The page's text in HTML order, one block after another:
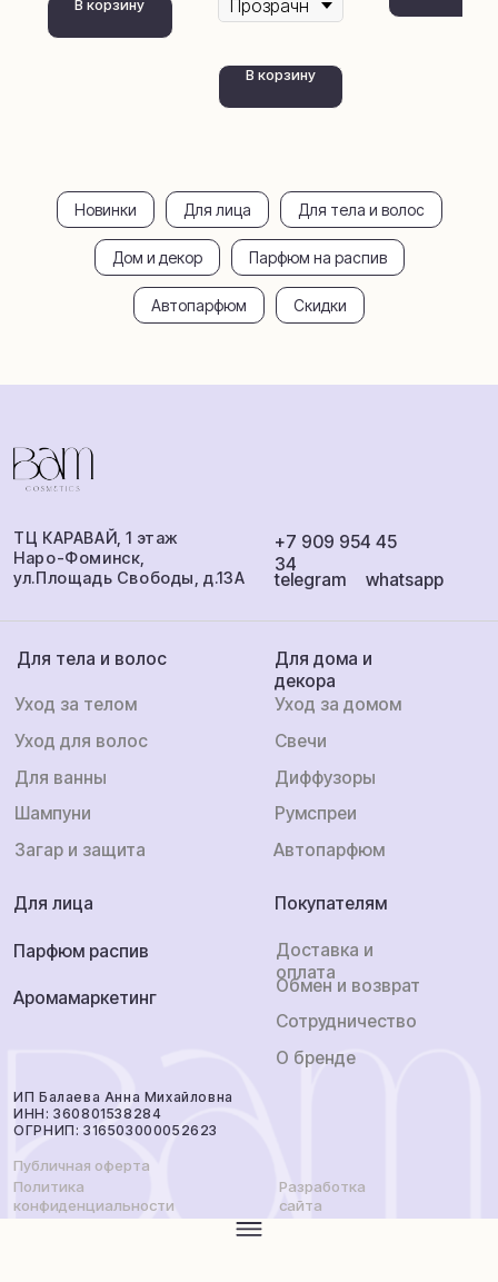
В корзину
В корзину
Новинки Для лица Для тела и волос
Дом и декор Парфюм на распив
Автопарфюм Скидки
Для ванны
Уход для волос Свечи
Румспреи
Обмен и возврат
оплата
сайта
Сотрудничество
конфиденциальности
ИП Балаева Анна Михайловна
ИНН: 360801538284
ОГРНИП: 316503000052623
О бренде
Аромамаркетинг